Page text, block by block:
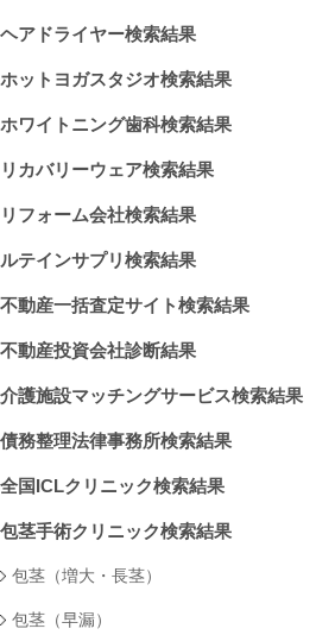
ヘアドライヤー検索結果
ホットヨガスタジオ検索結果
ホワイトニング歯科検索結果
リカバリーウェア検索結果
リフォーム会社検索結果
ルテインサプリ検索結果
不動産一括査定サイト検索結果
不動産投資会社診断結果
介護施設マッチングサービス検索結果
債務整理法律事務所検索結果
全国ICLクリニック検索結果
包茎手術クリニック検索結果
包茎（増大・長茎）
包茎（早漏）